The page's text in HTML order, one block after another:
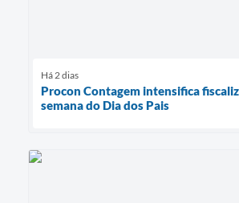
Há 2 dias
Procon Contagem intensifica
semana do Dia dos Pais